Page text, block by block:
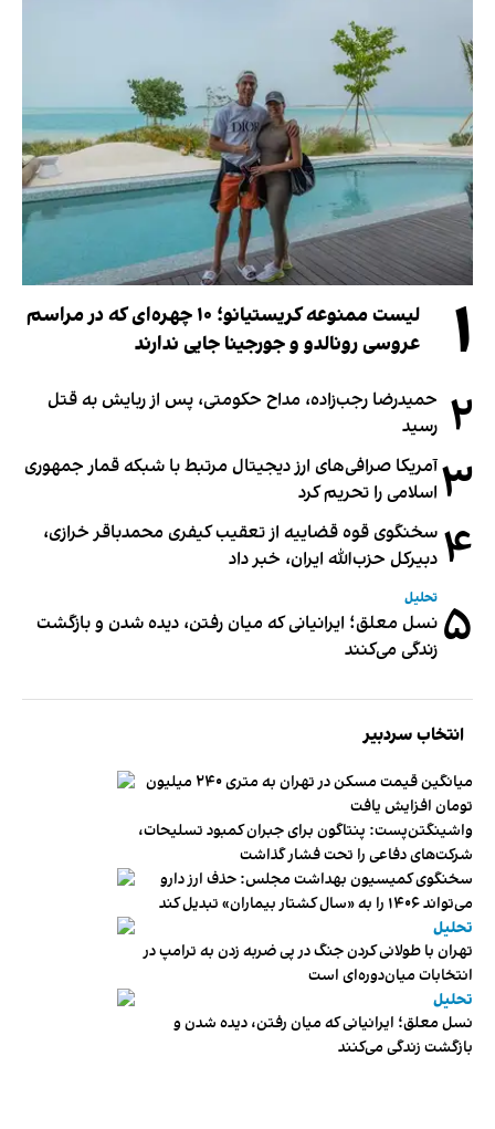
۱
لیست ممنوعه کریستیانو؛ ۱۰ چهره‌ای که در مراسم
عروسی رونالدو و جورجینا جایی ندارند
۲ حمیدرضا رجب‌زاده، مداح حکومتی، پس از ربایش به قتل
رسید
۳آمریکا صرافی‌های ارز دیجیتال مرتبط با شبکه قمار جمهوری
اسلامی را تحریم کرد
۴ سخنگوی قوه قضاییه از تعقیب کیفری محمدباقر خرازی،
دبیر‌کل حزب‌الله ایران، خبر داد
۵ تحلیل
نسل معلق؛ ایرانیانی که میان رفتن، دیده شدن و بازگشت
زندگی می‌کنند
انتخاب سردبیر
میانگین قیمت مسکن در تهران به متری ۲۴۰ میلیون
تومان افزایش یافت
واشینگتن‌پست: پنتاگون برای جبران کمبود تسلیحات،
شرکت‌های دفاعی را تحت فشار گذاشت
سخنگوی کمیسیون بهداشت مجلس: حذف ارز دارو
می‌تواند ۱۴۰۶ را به «سال کشتار بیماران» تبدیل کند
تحلیل
تهران با طولانی کردن جنگ در پی ضربه زدن به ترامپ در
انتخابات میان‌دوره‌ای است
تحلیل
نسل معلق؛ ایرانیانی که میان رفتن، دیده شدن و
بازگشت زندگی می‌کنند